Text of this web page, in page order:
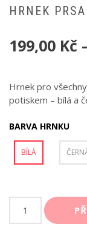
HRNEK PRSA
199,00 Kč
Hrnek pro
potiskem – bílá a
BARVA HRNKU
BÍLÁ
Prsa